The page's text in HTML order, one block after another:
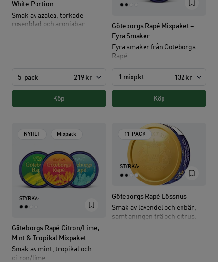
White Portion
Smak av azalea, torkade
rosenblad och aroniabär.
5-pack 219 kr
Köp
Göteborgs Rapé Mixpaket –
Fyra Smaker
Fyra smaker från Göteborgs
Rapé.
1 mixpkt 132 kr
Köp
STYRKA:
Göteborgs Rapé Citron/Lime,
Mint & Tropikal Mixpaket
Smak av mint, tropikal och
citron/lime.
NYHET Mixpack
STYRKA:
Göteborgs Rapé Lössnus
Smak av lavendel och enbär,
samt aningen trä och citrus.
11-PACK